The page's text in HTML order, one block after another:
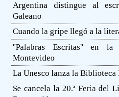
Argentina distingue al
Galeano
Cuando la gripe llegó a la
''Palabras Escritas'' en
Montevideo
La Unesco lanza la
Se cancela la 20.ª Feria del